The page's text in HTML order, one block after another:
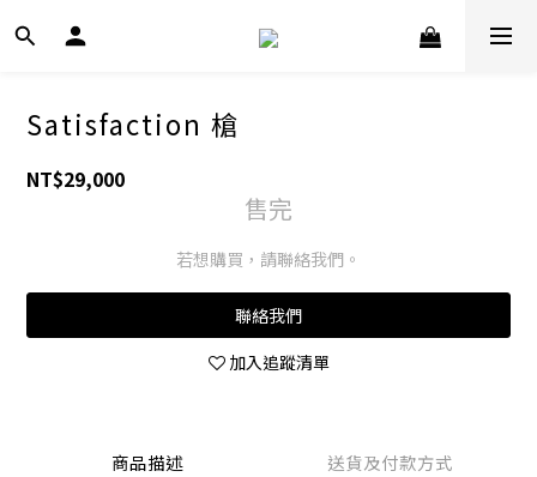
Satisfaction 槍
NT$29,000
售完
若想購買，請聯絡我們。
聯絡我們
加入追蹤清單
商品描述 送貨及付款方式